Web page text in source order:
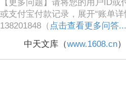
【更多问题】请将您的用户ID
或支付宝付款记录，展开“账单详
138201848（ 点击查看更多问答...
中天文库（www.1608.cn